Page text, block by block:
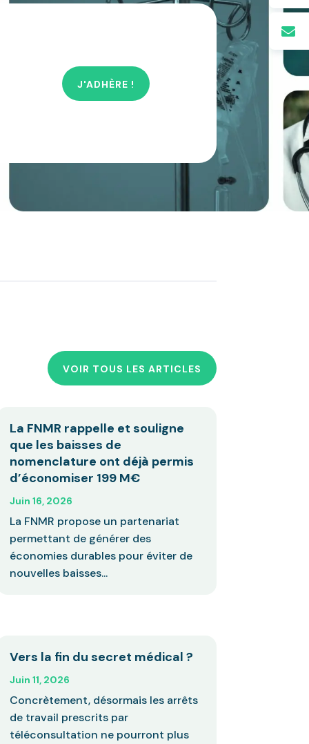

J'ADHÈRE !
VOIR TOUS LES ARTICLES
La FNMR rappelle et souligne
que les baisses de
nomenclature ont déjà permis
d’économiser 199 M€
Juin 16, 2026
La FNMR propose un partenariat
permettant de générer des
économies durables pour éviter de
nouvelles baisses...
Vers la fin du secret médical ?
Juin 11, 2026
Concrètement, désormais les arrêts
de travail prescrits par
téléconsultation ne pourront plus